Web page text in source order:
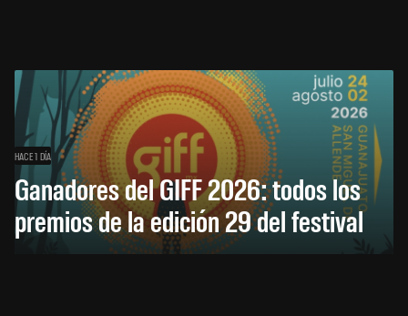
HACE 1 DÍA
Ganadores del GIFF 2026: todos los
premios de la edición 29 del festival